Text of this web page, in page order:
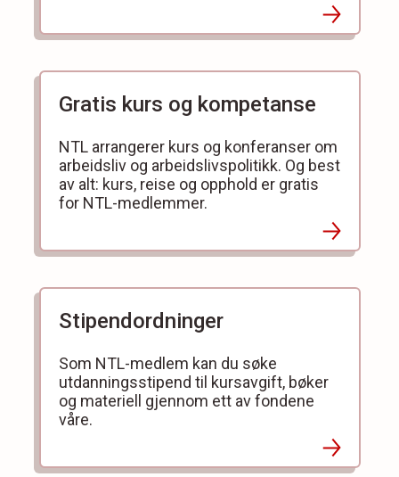
Gratis kurs og kompetanse
NTL arrangerer kurs og konferanser om
arbeidsliv og arbeidslivspolitikk. Og best
av alt: kurs, reise og opphold er gratis
for NTL-medlemmer.
Stipendordninger
Som NTL-medlem kan du søke
utdanningsstipend til kursavgift, bøker
og materiell gjennom ett av fondene
våre.